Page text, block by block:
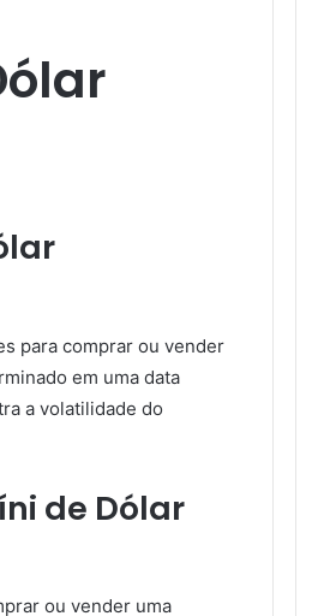
para comprar ou vender
em uma data
a volatilidade do
de Dólar
ou vender uma